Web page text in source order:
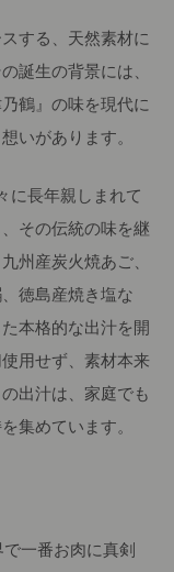
する、天然素材に
誕生の背景には、
鶴』の味を現代に
いがあります。
に長年親しまれて
その伝統の味を継
州産炭火焼あご、
徳島産焼き塩な
本格的な出汁を開
用せず、素材本来
出汁は、家庭でも
集めています。
一番お肉に真剣